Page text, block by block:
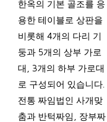
한옥의 기본 골조를 응
용한 테이블로 상판을
비롯해 4개의 다리 기
둥과 5개의 상부 가로
대, 3개의 하부 가로대
로 구성되어 있습니다.
전통 짜임법인 사개맞
춤과 반턱짜임, 장부짜